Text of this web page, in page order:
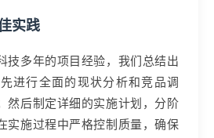
实践
技多年的项目经验，我们总结出
进行全面的现状分析和竞品调
然后制定详细的实施计划，分阶
实施过程中严格控制质量，确保